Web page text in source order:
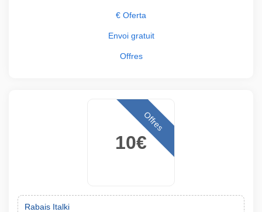
€ Oferta
Envoi gratuit
Offres
10€
Offres
Rabais Italki